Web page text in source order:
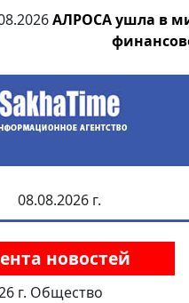
АЛРОСА ушла в
08.08.2026 г.
новостей
г. Общество